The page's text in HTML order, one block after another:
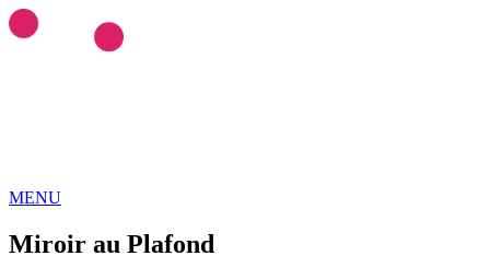
MENU
Love Rooms BDSM🇫🇷Auvergne-Rhône-Alpes
Franche-ComtéBretagneCentre-Val-de-Loire
Miroir au Plafond